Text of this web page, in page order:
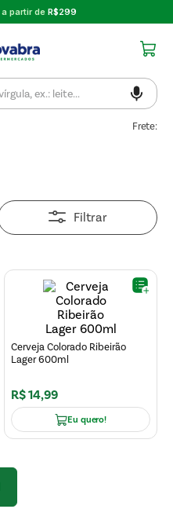
a partir de R$299
Frete:
Filtrar
Cerveja Colorado Ribeirão
Lager 600ml
R$14,99
Eu quero!